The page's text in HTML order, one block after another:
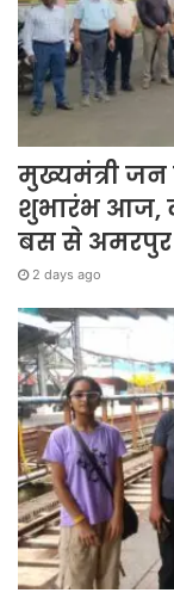
मुख्यमंत्री जन
शुभारंभ आज,
बस से अमरपुर
2 days ago